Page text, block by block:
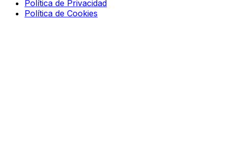
Política de Privacidad
Política de Cookies